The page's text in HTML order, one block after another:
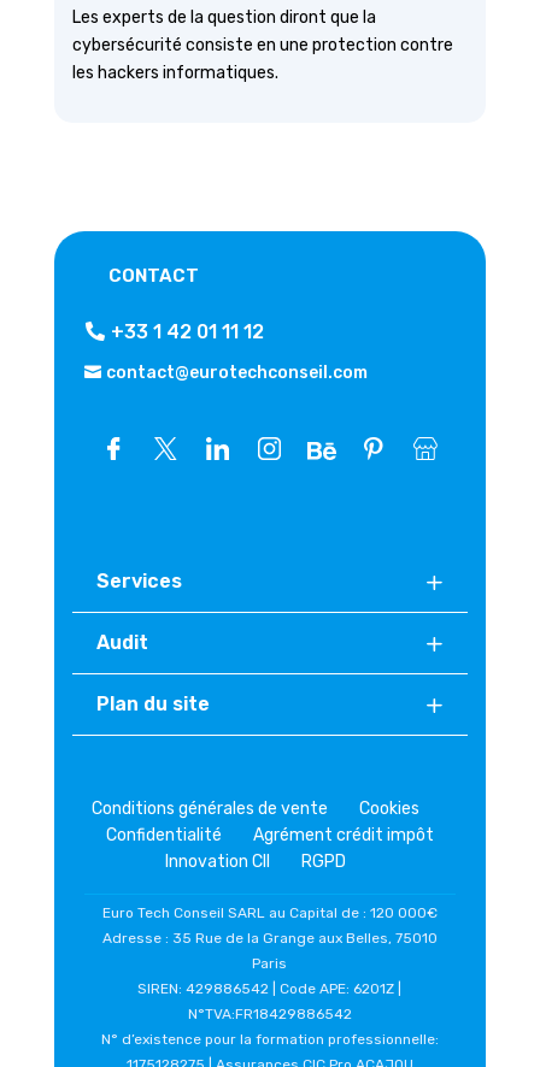
Les experts de la question diront que la
cybersécurité consiste en une protection contre
les hackers informatiques.
CONTACT
+33 1 42 01 11 12
contact@eurotechconseil.com
Services
Audit
Plan du site
Conditions générales de vente
Cookies
Confidentialité
Agrément crédit impôt
Innovation CII
RGPD
Euro Tech Conseil SARL au Capital de : 120 000€
Adresse : 35 Rue de la Grange aux Belles, 75010
Paris
SIREN: 429886542 | Code APE: 6201Z |
N°TVA:FR18429886542
N° d’existence pour la formation professionnelle: